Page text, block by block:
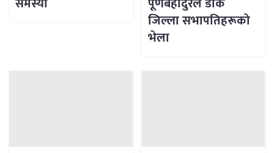
जिल्ला सभापतिहरूको
भेला